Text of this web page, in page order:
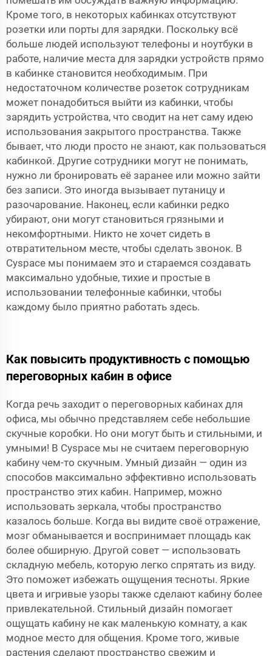
Кроме того, в некоторых кабинках отсутствуют
розетки или порты для зарядки. Поскольку всё
больше людей используют телефоны и ноутбуки в
работе, наличие места для зарядки устройств прямо
в кабинке становится необходимым. При
недостаточном количестве розеток сотрудникам
может понадобиться выйти из кабинки, чтобы
зарядить устройства, что сводит на нет саму идею
использования закрытого пространства. Также
бывает, что люди просто не знают, как пользоваться
кабинкой. Другие сотрудники могут не понимать,
нужно ли бронировать её заранее или можно зайти
без записи. Это иногда вызывает путаницу и
разочарование. Наконец, если кабинки редко
убирают, они могут становиться грязными и
некомфортными. Никто не хочет сидеть в
отвратительном месте, чтобы сделать звонок. В
Cyspace мы понимаем это и стараемся создавать
максимально удобные, тихие и простые в
использовании телефонные кабинки, чтобы
каждому было приятно работать здесь.
Как повысить продуктивность с помощью
переговорных кабин в офисе
Когда речь заходит о переговорных кабинах для
офиса, мы обычно представляем себе небольшие
скучные коробки. Но они могут быть и стильными, и
умными! В Cyspace мы не считаем переговорную
кабину чем-то скучным. Умный дизайн — один из
способов максимально эффективно использовать
пространство этих кабин. Например, можно
использовать зеркала, чтобы пространство
казалось больше. Когда вы видите своё отражение,
мозг обманывается и воспринимает площадь как
более обширную. Другой совет — использовать
складную мебель, которую легко спрятать из виду.
Это поможет избежать ощущения тесноты. Яркие
цвета и игривые узоры также сделают кабину более
привлекательной. Стильный дизайн помогает
ощущать кабину не как маленькую комнату, а как
модное место для общения. Кроме того, живые
растения сделают пространство свежим и